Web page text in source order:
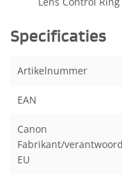
Specificaties
Artikelnummer
EAN
Canon
Fabrikant/
EU